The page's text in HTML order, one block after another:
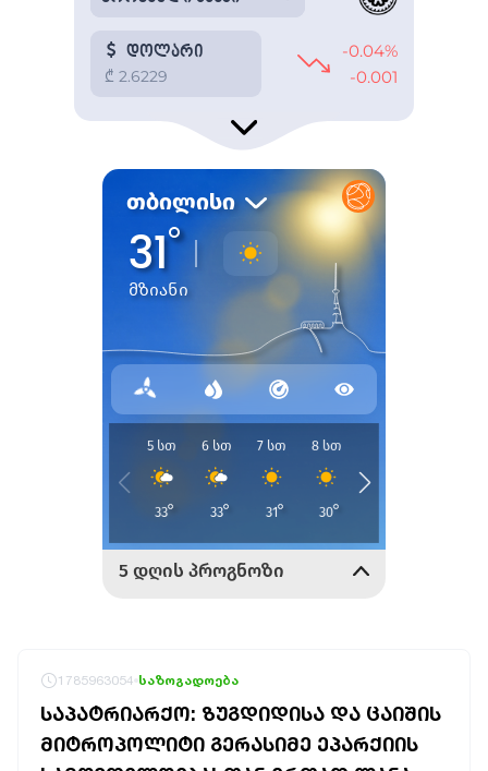
1785963054 საზოგადოება
ᲡᲐᲞᲐᲢᲠᲘᲐᲠᲥᲝ: ᲖᲣᲒᲓᲘᲓᲘᲡᲐ ᲓᲐ ᲪᲐᲘᲨᲘᲡ
ᲛᲘᲢᲠᲝᲞᲝᲚᲘᲢᲘ ᲒᲔᲠᲐᲡᲘᲛᲔ ᲔᲞᲐᲠᲥᲘᲘᲡ